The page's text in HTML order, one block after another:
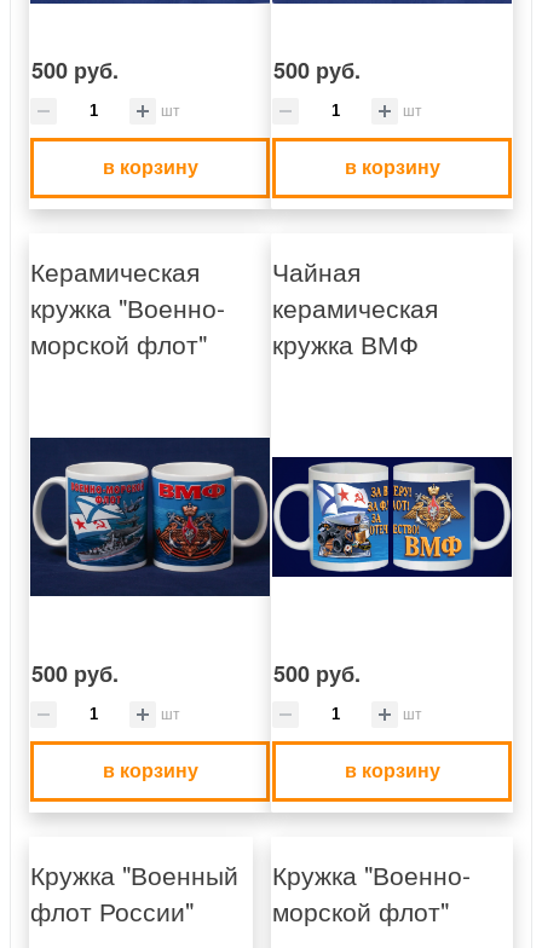
500 руб.
шт
в корзину
500 руб.
шт
в корзину
Керамическая
кружка "Военно-
морской флот"
500 руб.
шт
в корзину
Чайная
керамическая
кружка ВМФ
500 руб.
шт
в корзину
Кружка "Военный
флот России"
Кружка "Военно-
морской флот"